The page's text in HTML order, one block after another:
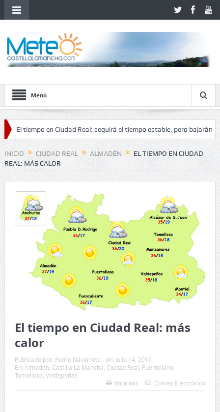
Menú
en Ciudad Real: seguirá el tiempo estable, pero bajarán las
INICIO CIUDAD REAL ALMADÉN
EL TIEMPO EN CIUDAD
REAL: MÁS CALOR
El tiempo en Ciudad Real: más
calor
Publicado por: Pedro Navarrete on: julio 14, 2019
En: Almadén Castilla La Mancha Ciudad Real Puertollano,
Tomelloso, Valdepeñas
Imprimir
Correo Electrónico